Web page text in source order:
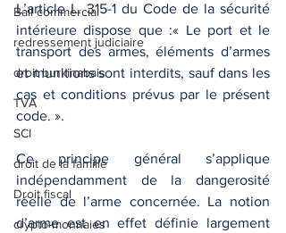
Bail commercial
redressement judiciaire
droit burkinabais
TVA
SCI
droit de la famille
Droit fiscal
crypto-monnaies
L’article L. 315-1 du Code de la sécurité
intérieure dispose que :« Le port et le
transport des armes, éléments d’armes
et munitions sont interdits, sauf dans les
cas et conditions prévus par le présent
code. ».
Ce principe général s’applique
indépendamment de la dangerosité
réelle de l’arme concernée. La notion
d’arme est en effet définie largement